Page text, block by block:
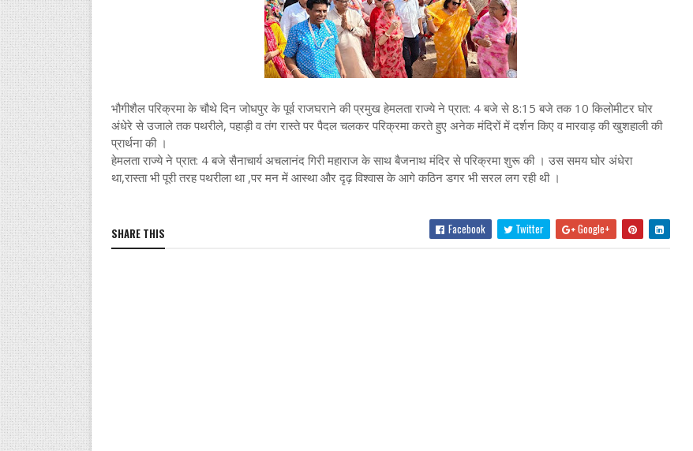
भौगीशैल परिक्रमा के चौथे दिन जोधपुर के पूर्व राजघराने की प्रमुख हेमलता राज्ये ने प्रात: 4 बजे से 8:15 बजे तक 10 किलोमीटर घोर
अंधेरे से उजाले तक पथरीले, पहाड़ी व तंग रास्ते पर पैदल चलकर परिक्रमा करते हुए अनेक मंदिरों में दर्शन किए व मारवाड़ की खुशहाली की
प्रार्थना की ।
हेमलता राज्ये ने प्रात: 4 बजे सैनाचार्य अचलानंद गिरी महाराज के साथ बैजनाथ मंदिर से परिक्रमा शुरू की । उस समय घोर अंधेरा
था,रास्ता भी पूरी तरह पथरीला था ,पर मन में आस्था और दृढ़ विश्वास के आगे कठिन डगर भी सरल लग रही थी ।
SHARE THIS Facebook Twitter Google+